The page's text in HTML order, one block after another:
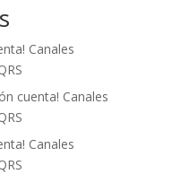
Canales
cuenta! Canales
Canales